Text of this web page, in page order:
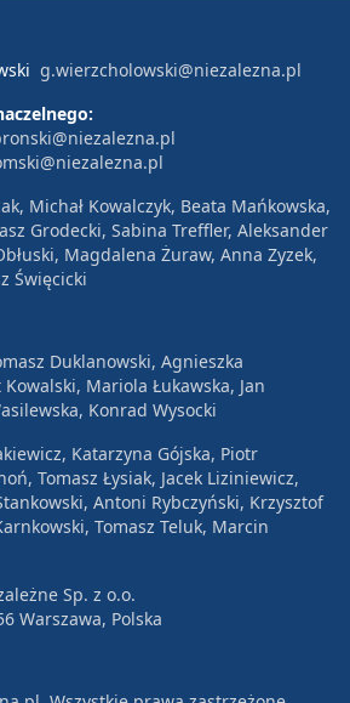
g.wierzcholowski@niezalezna.pl
Michał Kowalczyk, Beata Mańkowska,
Grodecki, Sabina Treffler, Aleksander
Magdalena Żuraw, Anna Zyzek,
Święcicki
Duklanowski, Agnieszka
Mariola Łukawska, Jan
Konrad Wysocki
Katarzyna Gójska, Piotr
Tomasz Łysiak, Jacek Liziniewicz,
Antoni Rybczyński, Krzysztof
Tomasz Teluk, Marcin
Sp. z o.o.
Warszawa, Polska